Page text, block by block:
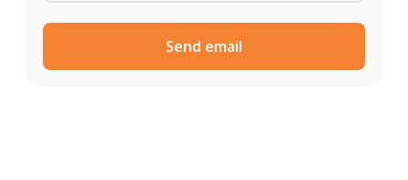
Send email